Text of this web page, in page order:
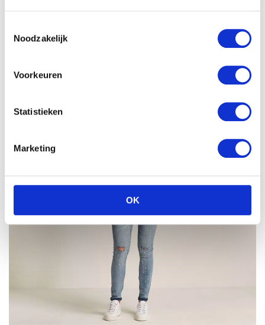
Noodzakelijk
Voorkeuren
Statistieken
Marketing
OK